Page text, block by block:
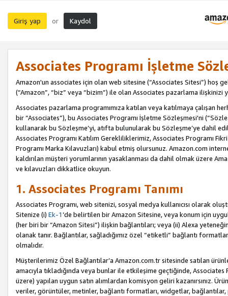
Giriş yap or Kaydol
Associates Programı İşletme
Amazon'un associates için olan web sitesine (“Associates Sitesi”) hoş
(“Amazon”, “biz” veya “bizim”) ile olan Associates pazarlama ilişkinizi
Associates pazarlama programımıza katılan veya katılmaya çalışan
bir “Associates”), bu Associates Programı İşletme Sözleşmesi'ni
kullanarak bu Sözleşme’yi, atıfta bulunularak bu Sözleşme’ye dahil
Associates Programı Katılım Gerekliliklerimiz, Associates Programı
Programı Marka Kılavuzları) kabul etmiş olursunuz. Amazon.com
kaldırılan müşteri yorumlarının yasaklanması da dahil olmak üzere
ve kılavuzları dikkatlice okuyun.
1. Associates Programı Tanımı
Associates Programı, web sitenizi, sosyal medya kullanıcısı olarak
Sitenize (i) Ek-1’de belirtilen bir Amazon Sitesine, veya konum için
(her biri bir “Amazon Sitesi”) ilişkin bağlantıları; veya (ii) Alexa
olanak tanır. Bağlantılar, sağladığımız özel “etiketli” bağlantı
olmalıdır.
Müşterilerimiz Özel Bağlantılar’a Amazon.com.tr sitesinde satılan
amacıyla tıkladığında veya bunlar ile etkileşime geçtiğinde,
üzere) yapılan uygun satın alımlardan komisyon geliri kazanırsınız.
veriler, görüntüler, metinler, bağlantı formatları, widgetlar,